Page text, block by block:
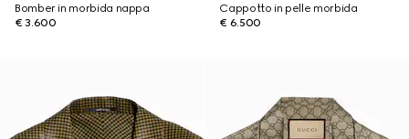
Bomber in morbida nappa
€ 3.600
Cappotto in pelle morbida
€ 6.500